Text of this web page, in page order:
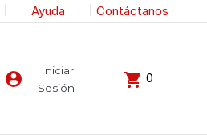
Ayuda Contáctanos
Iniciar
Sesión
0